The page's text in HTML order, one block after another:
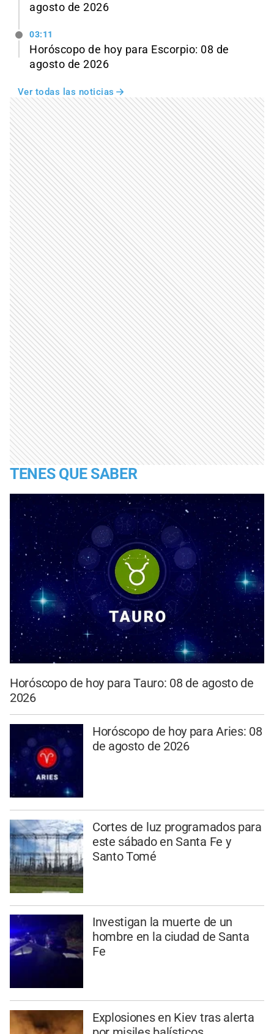
agosto de 2026
03:11
Horóscopo de hoy para Escorpio: 08 de
agosto de 2026
Ver todas las noticias
TENES QUE SABER
Horóscopo de hoy para Tauro: 08 de agosto de
2026
Horóscopo de hoy para Aries: 08
de agosto de 2026
Cortes de luz programados para
este sábado en Santa Fe y
Santo Tomé
Investigan la muerte de un
hombre en la ciudad de Santa
Fe
Explosiones en Kiev tras alerta